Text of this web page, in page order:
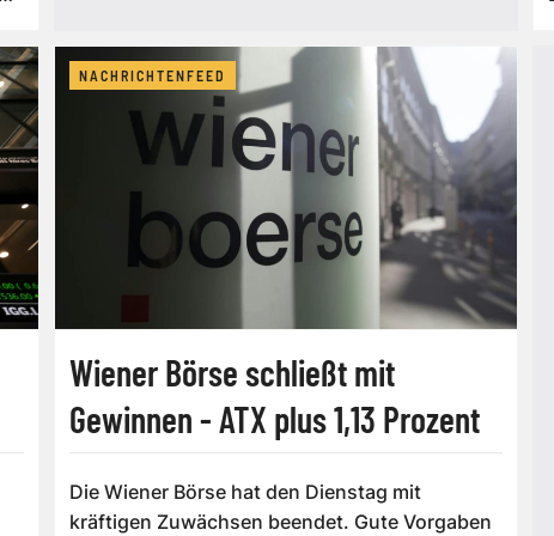
NACHRICHTENFEED
Wiener Börse schließt mit
Gewinnen - ATX plus 1,13 Prozent
Die Wiener Börse hat den Dienstag mit
kräftigen Zuwächsen beendet. Gute Vorgaben